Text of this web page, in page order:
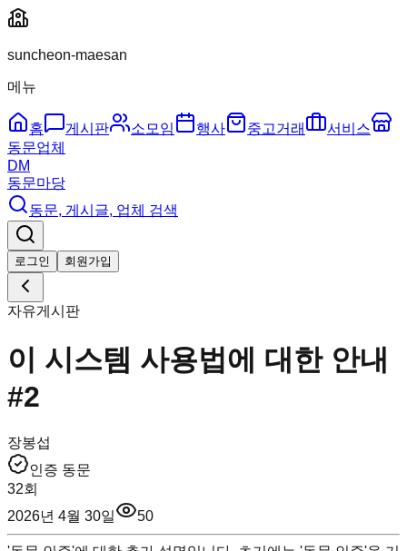
suncheon-maesan
메뉴
홈 게시판 소모임 행사 중고거래
서비스
동문업체
DM
동문마당
동문, 게시글, 업체 검색
로그인 회원가입
자유게시판
이 시스템 사용법에 대한 안내
#2
장봉섭
인증 동문
32회
2026년 4월 30일
50